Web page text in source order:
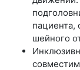
пациента,
шейного